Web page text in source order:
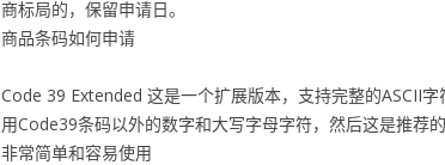
商标局的，保留申请日。
商品条码如何申请
Code 39 Extended 这是一个扩展版本，支持完整的ASCII
用Code39条码以外的数字和大写字母字符，然后这是推荐
非常简单和容易使用